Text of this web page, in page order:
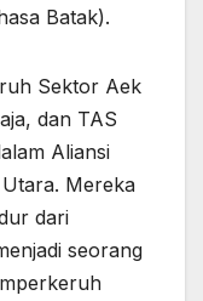
Batak).
Sektor Aek
dan TAS
Aliansi
Mereka
dari
seorang